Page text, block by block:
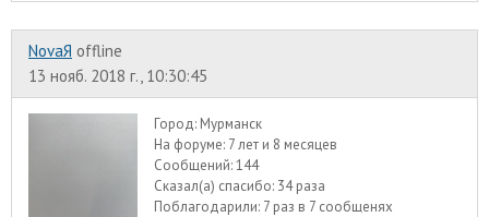
NovaЯ offline
13 нояб. 2018 г., 10:30:45
Город: Мурманск
На форуме: 7 лет и 8 месяцев
Сообщений:144
Сказал(а) спасибо: 34 раза
Поблагодарили: 7 раз в 7 сообщенях